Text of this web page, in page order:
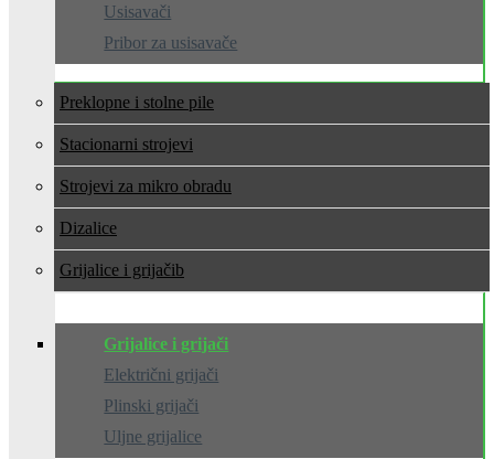
Usisavači
Pribor za usisavače
Preklopne i stolne pile
Stacionarni strojevi
Strojevi za mikro obradu
Dizalice
Grijalice i grijači
Grijalice i grijači
Električni grijači
Plinski grijači
Uljne grijalice